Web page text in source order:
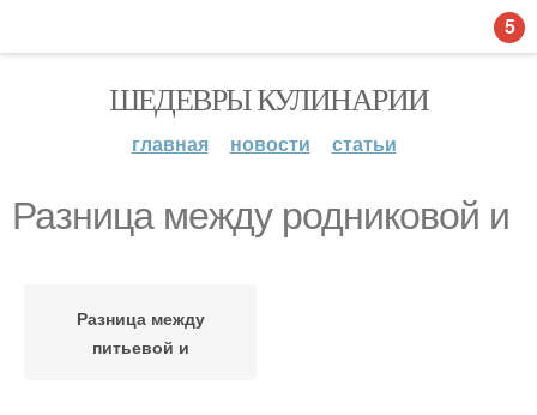
ШЕДЕВРЫ КУЛИНАРИИ
главная новости статьи
Разница между родниковой и
Разница между
питьевой и
5